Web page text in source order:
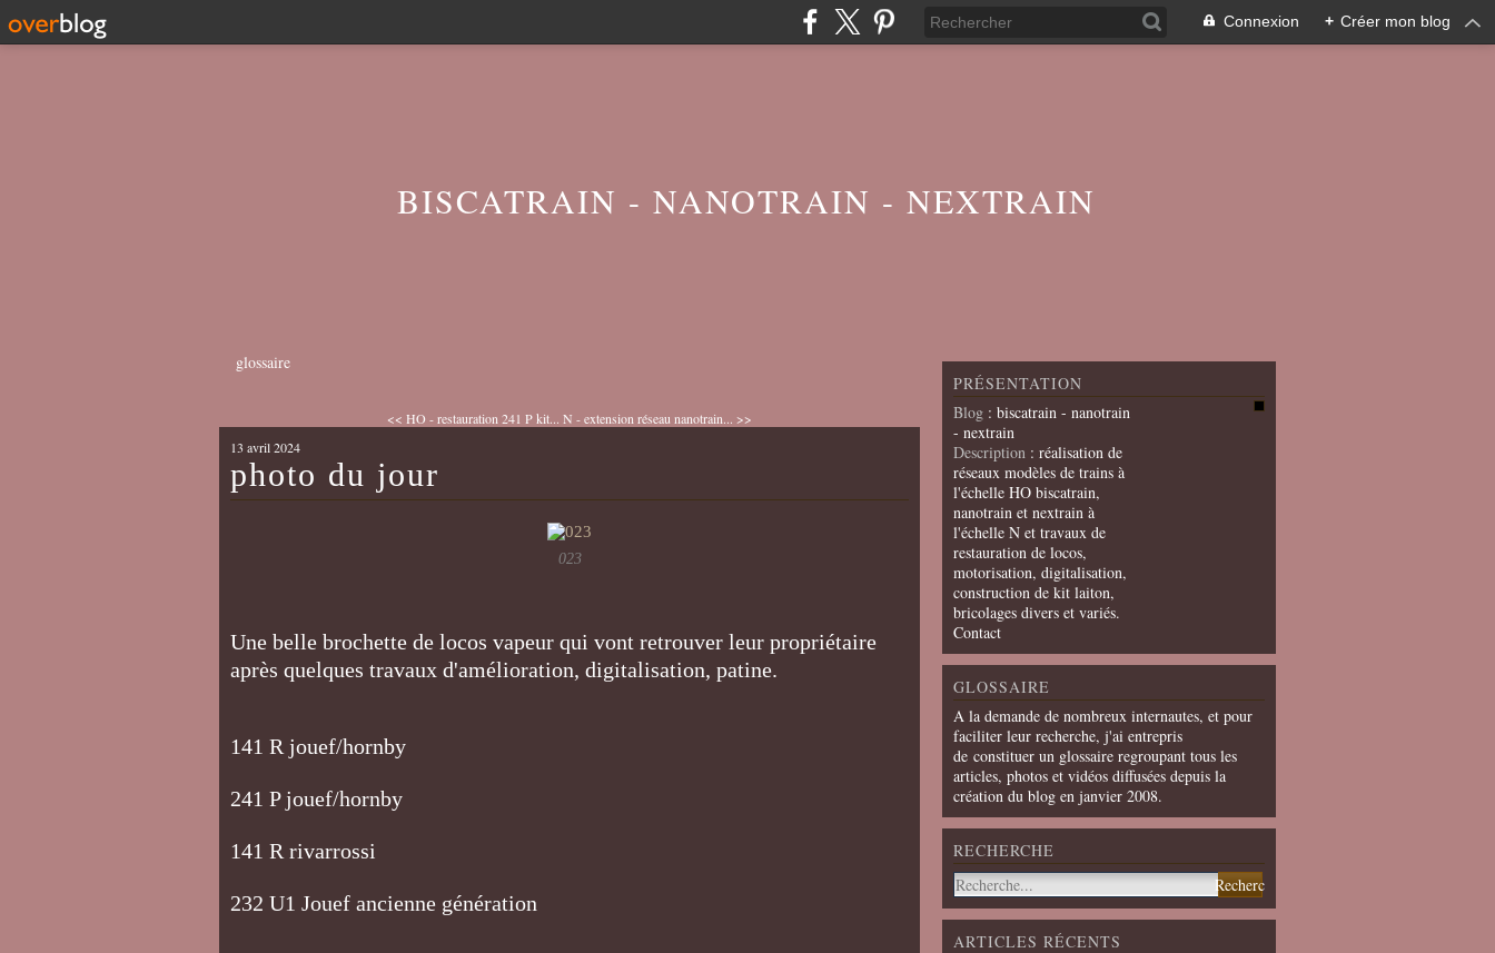
Connexion + Créer mon blog
BISCATRAIN - NANOTRAIN - NEXTRAIN
glossaire
<< HO - restauration 241 P kit... N - extension réseau nanotrain... >>
13 avril 2024
photo du jour
023
Une belle brochette de locos vapeur qui vont retrouver leur propriétaire
après quelques travaux d'amélioration, digitalisation, patine.
141 R jouef/hornby
241 P jouef/hornby
141 R rivarrossi
232 U1 Jouef ancienne génération
PRÉSENTATION
Blog : biscatrain - nanotrain
- nextrain
Description : réalisation de
réseaux modèles de trains à
l'échelle HO biscatrain,
nanotrain et nextrain à
l'échelle N et travaux de
restauration de locos,
motorisation, digitalisation,
construction de kit laiton,
bricolages divers et variés.
Contact
GLOSSAIRE
A la demande de nombreux internautes, et pour
faciliter leur recherche, j'ai entrepris
de constituer un glossaire regroupant tous les
articles, photos et vidéos diffusées depuis la
création du blog en janvier 2008.
RECHERCHE
ARTICLES RÉCENTS